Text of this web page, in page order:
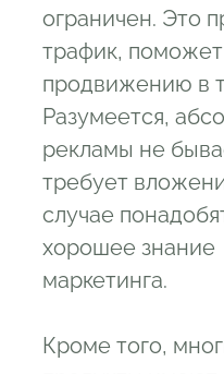
ограничен. Это
трафик,
продвижению в
Разумеется,
рекламы не
требует
случае
хорошее знание
маркетинга.
Кроме того,